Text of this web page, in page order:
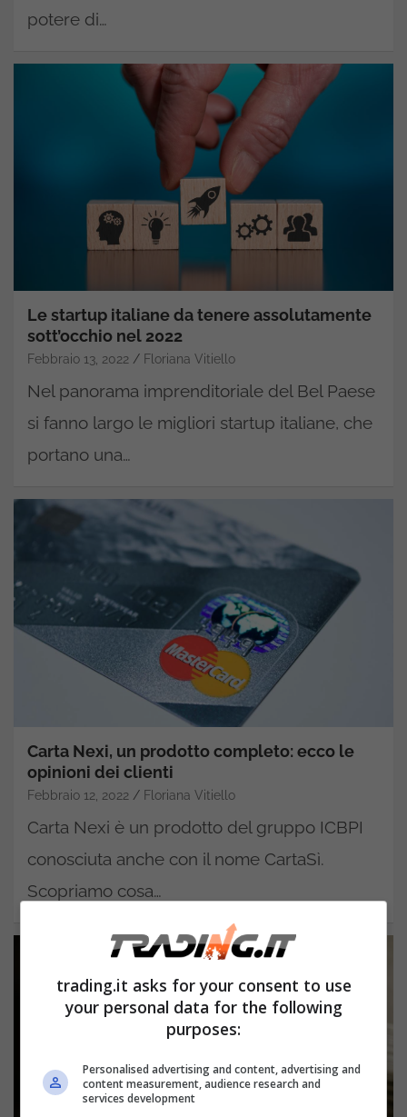
potere di…
Le startup italiane da tenere assolutamente
sott’occhio nel 2022
Febbraio 13, 2022 Floriana Vitiello
Nel panorama imprenditoriale del Bel Paese
si fanno largo le migliori startup italiane, che
portano una…
Carta Nexi, un prodotto completo: ecco le
opinioni dei clienti
Febbraio 12, 2022 Floriana Vitiello
Carta Nexi è un prodotto del gruppo ICBPI
conosciuta anche con il nome CartaSì.
Scopriamo cosa…
trading.it asks for your consent to use
your personal data for the following
purposes:
Personalised advertising and content, advertising and
content measurement, audience research and
services development